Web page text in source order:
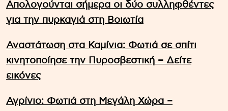
Απολογούνται σήμερα οι δύο συλληφθέντες
για την πυρκαγιά στη Βοιωτία
Αναστάτωση στα Καμίνια: Φωτιά σε σπίτι
κινητοποίησε την Πυροσβεστική – Δείτε
εικόνες
Αγρίνιο: Φωτιά στη Μεγάλη Χώρα –